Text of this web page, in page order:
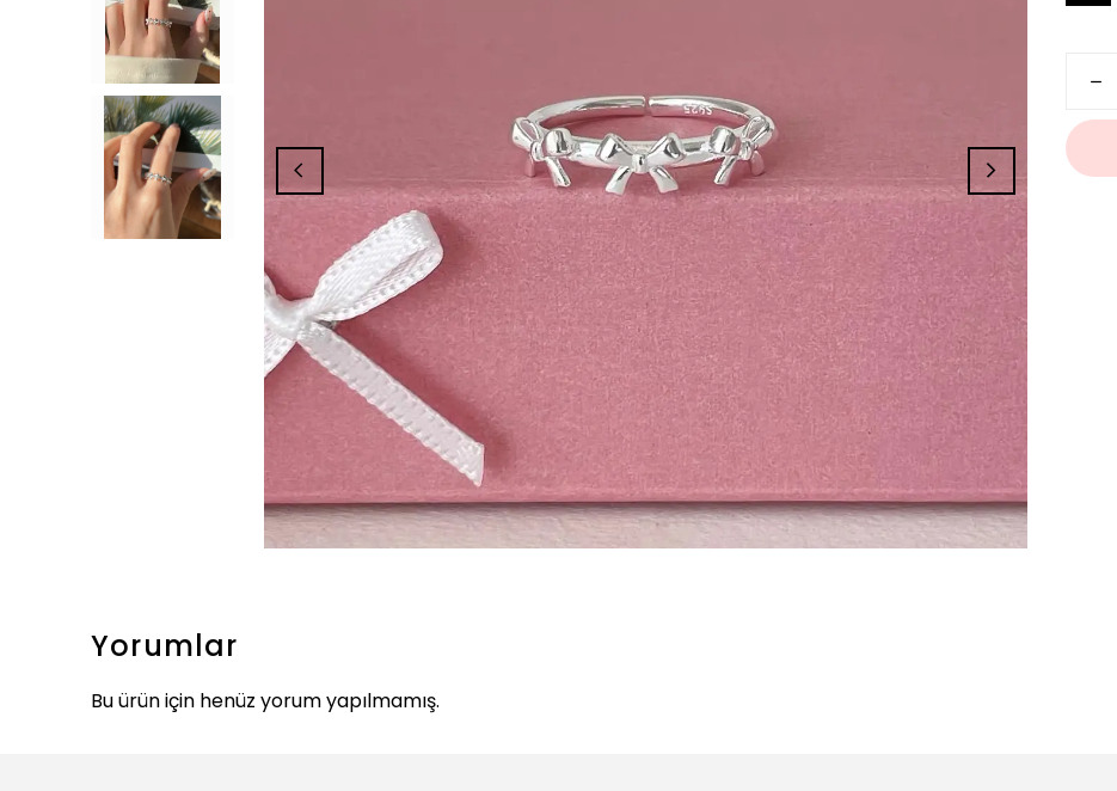
Yorumlar
Bu ürün için henüz yorum yapılmamış.